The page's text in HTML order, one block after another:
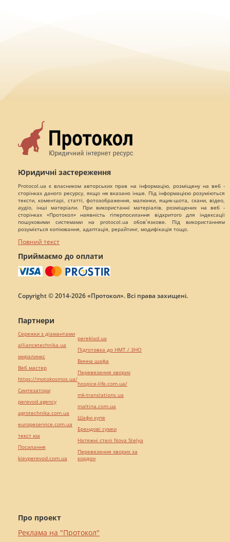
Юридичні застереження
Protocol.ua є власником авторських прав на інформацію, розміщену на веб -
сторінках даного ресурсу, якщо не вказано інше. Під інформацією розуміються
тексти, коментарі, статті, фотозображення, малюнки, ящик-шота, скани, відео,
аудіо, інші матеріали. При використанні матеріалів, розміщених на веб -
сторінках «Протокол» наявність гіперпосилання відкритого для індексації
пошуковими системами на protocol.ua обов`язкове. Під використанням
розуміється копіювання, адаптація, рерайтинг, модифікація тощо.
Повний текст
Приймаємо до оплати
Copyright © 2014-2026 «Протокол». Всі права захищені.
Про проект
Реклама на "Протокол"
Партнери
Сережки з діамантами
alliancetechnika.ua
миралинкс
Веб мастер
https://motokosmos.ua/
Синтезатори
perevod.agency
agrotechnika.com.ua
europeservice.com.ua
текст юа
Посилання
kievperevod.com.ua
pereklad.ua
Підготовка до НМТ / ЗНО
Винна шафа
Перевезення хворих
hospice-life.com.ua/
mk-translations.ua
maltina.com.ua
Шафи купе
Брендові сумки
Натяжні стелі Nova Stelya
Перевезення хворих за
кордон